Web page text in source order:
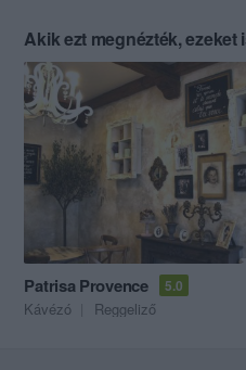
Akik ezt megnézték, ezeket
Patrisa Provence 5.0
Kávézó Reggeliző